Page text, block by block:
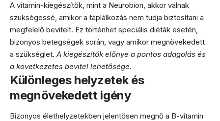
A vitamin-kiegészítők, mint a Neurobion, akkor válnak
szükségessé, amikor a táplálkozás nem tudja biztosítani a
megfelelő bevitelt. Ez történhet speciális diéták esetén,
bizonyos betegségek során, vagy amikor megnövekedett
a szükséglet. A kiegészítők előnye a pontos adagolás és
a következetes bevitel lehetősége.
Különleges helyzetek és
megnövekedett igény
Bizonyos élethelyzetekben jelentősen megnő a B-vitamin